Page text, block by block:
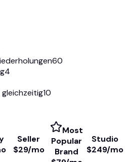
60
4
10
Seller
$29/mo
Most
Popular
Brand
Studio
$249/mo